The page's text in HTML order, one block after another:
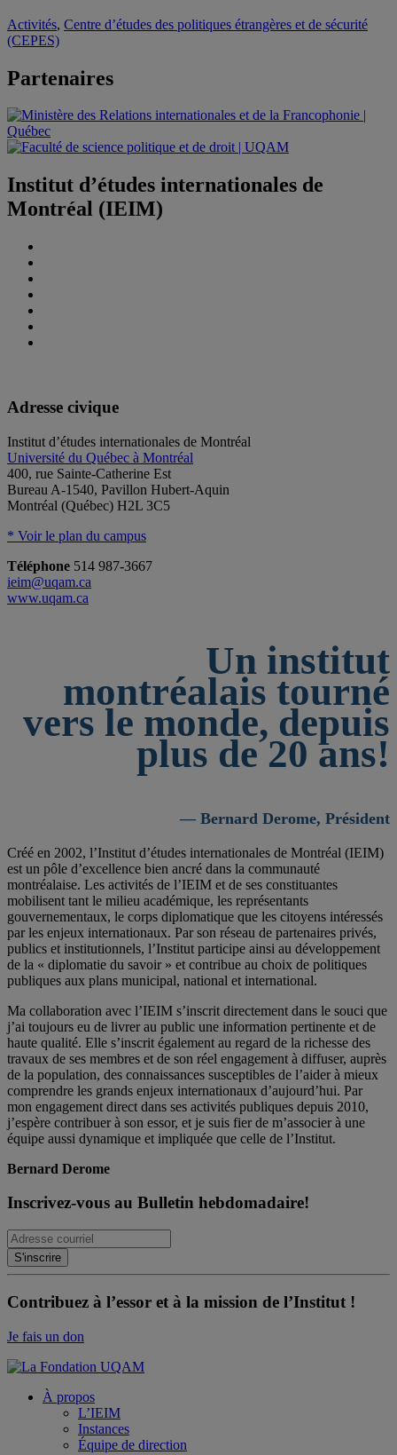
Activités, Centre d’études des politiques étrangères et de sécurité
(CEPES)
Partenaires
Institut d’études internationales de
Montréal (IEIM)
Adresse civique
Institut d’études internationales de Montréal
Université du Québec à Montréal
400, rue Sainte-Catherine Est
Bureau A-1540, Pavillon Hubert-Aquin
Montréal (Québec) H2L 3C5
* Voir le plan du campus
Téléphone 514 987-3667
ieim@uqam.ca
www.uqam.ca
Un institut
montréalais tourné
vers le monde, depuis
plus de 20 ans!
— Bernard Derome, Président
Créé en 2002, l’Institut d’études internationales de Montréal (IEIM)
est un pôle d’excellence bien ancré dans la communauté
montréalaise. Les activités de l’IEIM et de ses constituantes
mobilisent tant le milieu académique, les représentants
gouvernementaux, le corps diplomatique que les citoyens intéressés
par les enjeux internationaux. Par son réseau de partenaires privés,
publics et institutionnels, l’Institut participe ainsi au développement
de la « diplomatie du savoir » et contribue au choix de politiques
publiques aux plans municipal, national et international.
Ma collaboration avec l’IEIM s’inscrit directement dans le souci que
j’ai toujours eu de livrer au public une information pertinente et de
haute qualité. Elle s’inscrit également au regard de la richesse des
travaux de ses membres et de son réel engagement à diffuser, auprès
de la population, des connaissances susceptibles de l’aider à mieux
comprendre les grands enjeux internationaux d’aujourd’hui. Par
mon engagement direct dans ses activités publiques depuis 2010,
j’espère contribuer à son essor, et je suis fier de m’associer à une
équipe aussi dynamique et impliquée que celle de l’Institut.
Bernard Derome
Inscrivez-vous au Bulletin hebdomadaire!
Contribuez à l’essor et à la mission de l’Institut !
Je fais un don
À propos
L’IEIM
Instances
Équipe de direction